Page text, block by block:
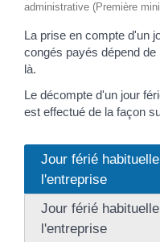
administrative (Première
La prise en compte d'un
congés payés dépend
là.
Le décompte d'un jour
est effectué de la façon
Jour férié
l'entreprise
Jour férié
l'entreprise